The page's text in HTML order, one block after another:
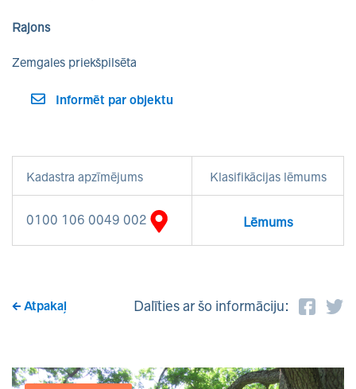
Rajons
Zemgales priekšpilsēta
Informēt par objektu
Kadastra apzīmējums Klasifikācijas lēmums
0100 106 0049 002 Lēmums
Atpakaļ Dalīties ar šo informāciju: